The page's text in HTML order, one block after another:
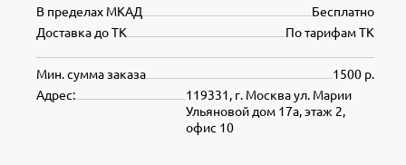
Бесплатно
В пределах МКАД
По тарифам ТК
Доставка до ТК
1500 р.
Мин. сумма заказа
119331, г. Москва ул. Марии
Ульяновой дом 17а, этаж 2,
офис 10
Адрес: